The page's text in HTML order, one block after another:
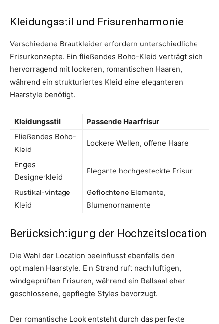
Kleidungsstil und Frisurenharmonie
Verschiedene Brautkleider erfordern unterschiedliche
Frisurkonzepte. Ein fließendes Boho-Kleid verträgt sich
hervorragend mit lockeren, romantischen Haaren,
während ein strukturiertes Kleid eine eleganteren
Haarstyle benötigt.
Kleidungsstil
Passende Haarfrisur
Fließendes Boho-
Kleid
Lockere Wellen, offene Haare
Enges
Designerkleid
Elegante hochgesteckte Frisur
Rustikal-vintage
Kleid
Geflochtene Elemente,
Blumenornamente
Berücksichtigung der Hochzeitslocation
Die Wahl der Location beeinflusst ebenfalls den
optimalen Haarstyle. Ein Strand ruft nach luftigen,
windgeprüften Frisuren, während ein Ballsaal eher
geschlossene, gepflegte Styles bevorzugt.
Der romantische Look entsteht durch das perfekte